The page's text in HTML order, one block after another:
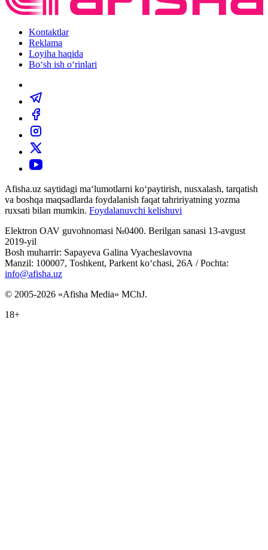
Kontaktlar
Reklama
Loyiha haqida
Bo‘sh ish o‘rinlari
Afisha.uz saytidagi ma‘lumotlarni ko‘paytirish, nusxalash, tarqatish
va boshqa maqsadlarda foydalanish faqat tahririyatning yozma
ruxsati bilan mumkin. Foydalanuvchi kelishuvi
Elektron OAV guvohnomasi №0400. Berilgan sanasi 13-avgust
2019-yil
Bosh muharrir: Sapayeva Galina Vyacheslavovna
Manzil: 100007, Toshkent, Parkent ko‘chasi, 26А / Pochta:
info@afisha.uz
© 2005-2026 «Afisha Media» MChJ.
18+